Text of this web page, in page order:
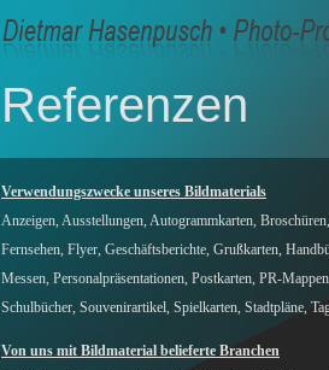
Referenzen
Verwendungszwecke unseres Bildmaterials
Anzeigen, Ausstellungen, Autogrammkarten,
Fernsehen, Flyer, Geschäftsberichte, Grußkarten,
Messen, Personalpräsentationen, Postkarten, PR-
Schulbücher, Souvenirartikel, Spielkarten, Stadtpläne,
Von uns mit Bildmaterial belieferte Branchen